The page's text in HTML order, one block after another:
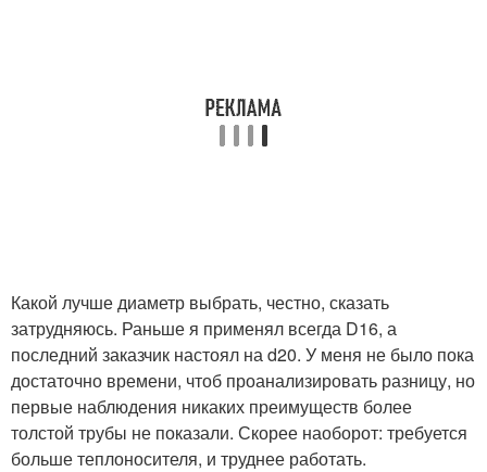
Какой лучше диаметр выбрать, честно, сказать
затрудняюсь. Раньше я применял всегда D16, а
последний заказчик настоял на d20. У меня не было пока
достаточно времени, чтоб проанализировать разницу, но
первые наблюдения никаких преимуществ более
толстой трубы не показали. Скорее наоборот: требуется
больше теплоносителя, и труднее работать.